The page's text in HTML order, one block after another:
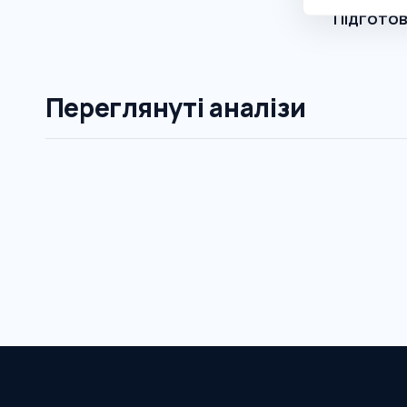
Переглянуті аналізи